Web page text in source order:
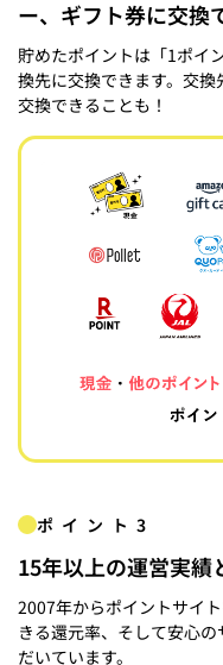
ー、ギフト券に交換
貯めたポイントは「1ポイ
換先に交換できます。交
交換できることも！
ポイント3
15年以上の運営実績
2007年からポイントサイ
きる還元率、そして安心
だいています。